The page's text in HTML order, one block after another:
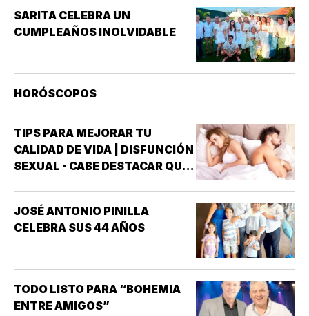
SIXTO II PAPA MÁRTIR Y SUS DISCÍPULOS
FELICÍSIMO Y AGAPITO. SAN MIGUEL DE LA
SARITA CELEBRA UN
CUMPLEAÑOS INOLVIDABLE
HORÓSCOPOS
TIPS PARA MEJORAR TU
CALIDAD DE VIDA | DISFUNCIÓN
SEXUAL - CABE DESTACAR QUE
INTERÉS HA GENERADO PARA
LA INVESTIGACIÓN DE NUEVOS
DISFUNCIÓN ERÉCTIL
(INCAPACIDAD DE ALCANZAR
Y/O MANTENER…
JOSÉ ANTONIO PINILLA
CELEBRA SUS 44 AÑOS
TODO LISTO PARA “BOHEMIA
ENTRE AMIGOS”